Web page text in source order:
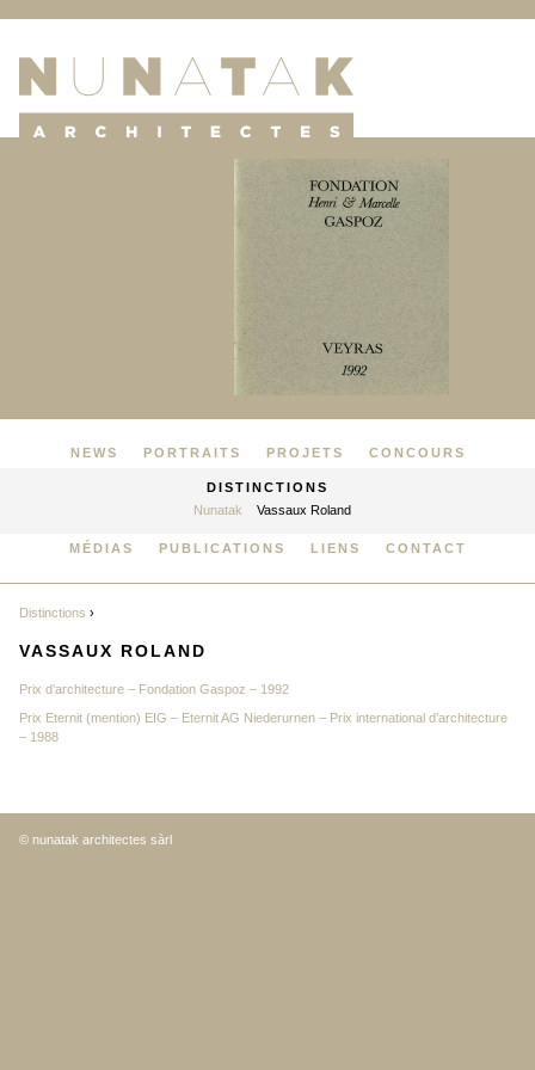
NEWS PORTRAITS PROJETS CONCOURS
DISTINCTIONS
Nunatak
Vassaux Roland
MÉDIAS PUBLICATIONS LIENS CONTACT
Distinctions ›
VASSAUX ROLAND
Prix d’architecture – Fondation Gaspoz – 1992
Prix Eternit (mention) EIG – Eternit AG Niederurnen – Prix international d’architecture
– 1988
© nunatak architectes sàrl